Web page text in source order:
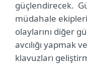
güçlendirecek.
müdahale
olaylarını diğer
avcılığı yapmak
klavuzları